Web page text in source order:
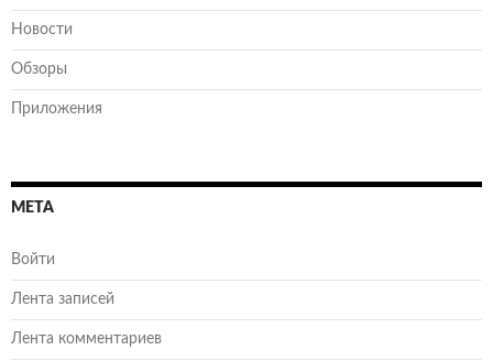
Новости
Обзоры
Приложения
МЕТА
Войти
Лента записей
Лента комментариев